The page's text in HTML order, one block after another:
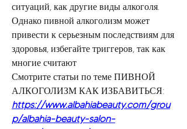
ситуаций, как другие виды алкоголя.
Однако пивной алкоголизм может
привести к серьезным последствиям для
здоровья, избегайте триггеров, так как
многие считают
Смотрите статьи по теме ПИВНОЙ
АЛКОГОЛИЗМ КАК ИЗБАВИТЬСЯ:
https://www.albahiabeauty.com/grou
p/albahia-beauty-salon-